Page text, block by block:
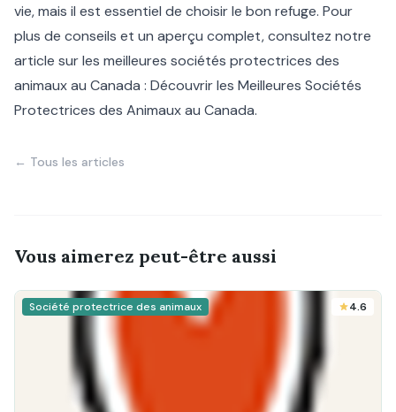
vie, mais il est essentiel de choisir le bon refuge. Pour
plus de conseils et un aperçu complet, consultez notre
article sur les meilleures sociétés protectrices des
animaux au Canada : Découvrir les Meilleures Sociétés
Protectrices des Animaux au Canada.
← Tous les articles
Vous aimerez peut-être aussi
Société protectrice des animaux 4.6